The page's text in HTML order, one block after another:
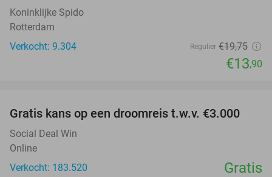
Koninklijke Spido
Rotterdam
Verkocht: 9.304
Regulier €19,75
€13,90
Gratis kans op een droomreis t.w.v. €3.000
Social Deal Win
Online
Verkocht: 183.520
Gratis